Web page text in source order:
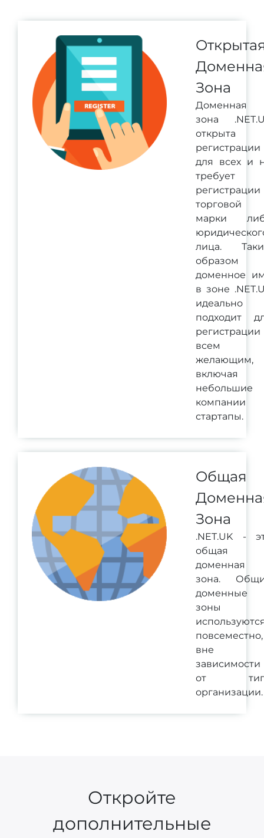
Зона
Доменная
зона
открыта
регистрации
для всех и
требует
регистрации
торговой
марки
лица.
образом
доменное
в зоне
идеально
подходит
регистрации
всем
желающим,
включая
небольшие
компании
стартапы.
Общая
Зона
.NET.UK -
общая
доменная
зона.
доменные
зоны
повсеместно,
вне
зависимости
от
организации.
Откройте
дополнительные